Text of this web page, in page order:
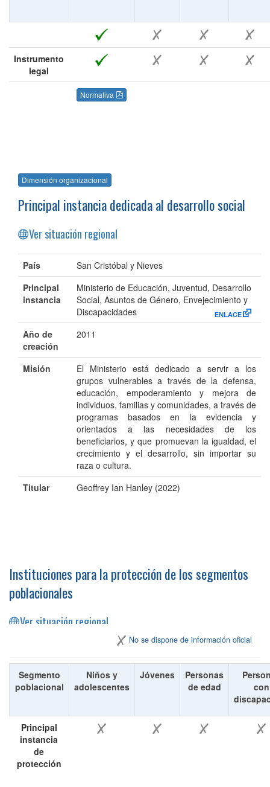
Instrumento
legal
Normativa
Dimensión organizacional
Principal instancia dedicada al desarrollo social
Ver situación regional
País
San Cristóbal y Nieves
Principal
instancia
Ministerio de Educación, Juventud, Desarrollo
Social, Asuntos de Género, Envejecimiento y
Discapacidades
Año de
creación
2011
Misión
El Ministerio está dedicado a servir a los
grupos vulnerables a través de la defensa,
educación, empoderamiento y mejora de
individuos, familias y comunidades, a través de
programas basados en la evidencia y
orientados a las necesidades de los
beneficiarios, y que promuevan la igualdad, el
crecimiento y el desarrollo, sin importar su
raza o cultura.
Titular
Geoffrey Ian Hanley (2022)
Instituciones para la protección de los segmentos
poblacionales
Ver situación regional
No se dispone de información oficial
Segmento
poblacional
Niños y
adolescentes
Jóvenes
Personas
de edad
con
Principal
instancia
de
protección